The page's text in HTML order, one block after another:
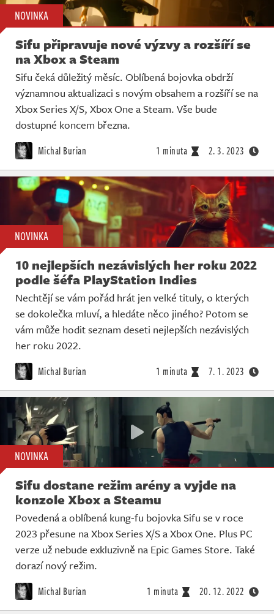
NOVINKA
Sifu připravuje nové výzvy a rozšíří se
na Xbox a Steam
Sifu čeká důležitý měsíc. Oblíbená bojovka obdrží
významnou aktualizaci s novým obsahem a rozšíří se na
Xbox Series X/S, Xbox One a Steam. Vše bude
dostupné koncem března.
Michal Burian 1 minuta 2. 3. 2023
NOVINKA
10 nejlepších nezávislých her roku 2022
podle šéfa PlayStation Indies
Nechtějí se vám pořád hrát jen velké tituly, o kterých
se dokolečka mluví, a hledáte něco jiného? Potom se
vám může hodit seznam deseti nejlepších nezávislých
her roku 2022.
Michal Burian 1 minuta 7. 1. 2023
NOVINKA
Sifu dostane režim arény a vyjde na
konzole Xbox a Steamu
Povedená a oblíbená kung-fu bojovka Sifu se v roce
2023 přesune na Xbox Series X/S a Xbox One. Plus PC
verze už nebude exkluzivně na Epic Games Store. Také
dorazí nový režim.
Michal Burian 1 minuta 20. 12. 2022